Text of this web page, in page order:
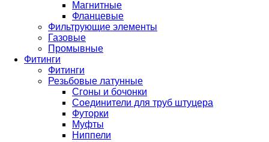
Магнитные
Фланцевые
Фильтрующие элементы
Газовые
Промывные
Фитинги
Фитинги
Резьбовые латунные
Сгоны и бочонки
Соединители для труб штуцера
Футорки
Муфты
Ниппели